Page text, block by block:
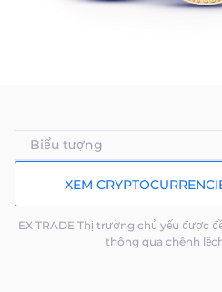
Biểu tượng
XEM
EX TRADE Thị trường chủ yếu được
thông qua chênh